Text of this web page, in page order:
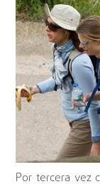
Por tercera vez